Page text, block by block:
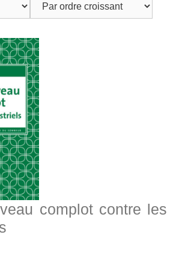
complot contre les